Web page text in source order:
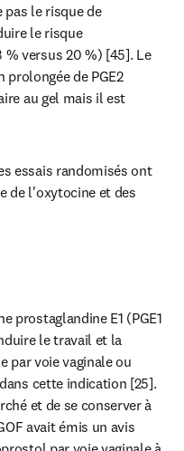
pas le risque de
le risque
versus 20 %) [45]. Le
de PGE2
au gel mais il est
essais randomisés ont
de l'oxytocine et des
prostaglandine E1 (PGE1
le travail et la
par voie vaginale ou
cette indication [25].
et de se conserver à
avait émis un avis